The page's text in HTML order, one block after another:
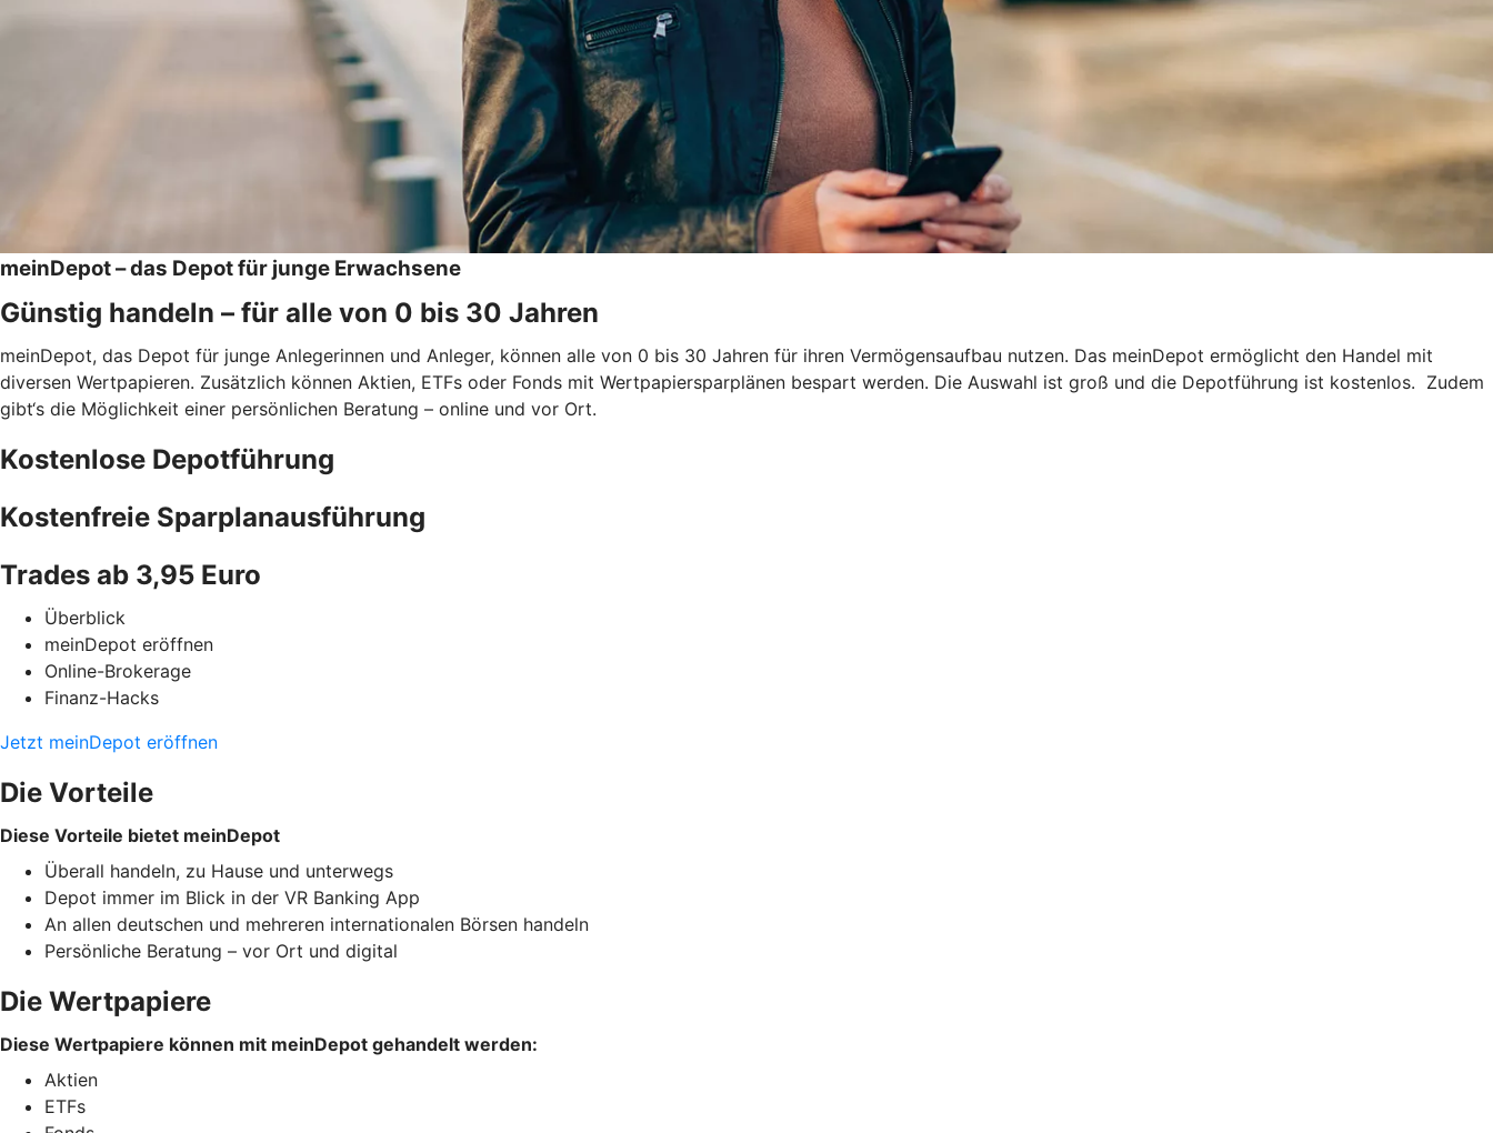
meinDepot – das Depot für junge Erwachsene
Günstig handeln – für alle von 0 bis 30 Jahren
meinDepot, das Depot für junge Anlegerinnen und Anleger, können alle von 0 bis 30 Jahren für ihren Vermögensaufbau nutzen. Das meinDepot ermöglicht den Handel mit
diversen Wertpapieren. Zusätzlich können Aktien, ETFs oder Fonds mit Wertpapiersparplänen bespart werden. Die Auswahl ist groß und die Depotführung ist kostenlos. Zudem
gibt‘s die Möglichkeit einer persönlichen Beratung – online und vor Ort.
Kostenlose Depotführung
Kostenfreie Sparplanausführung
Trades ab 3,95 Euro
Überblick
meinDepot eröffnen
Online-Brokerage
Finanz-Hacks
Jetzt meinDepot eröffnen
Die Vorteile
Diese Vorteile bietet meinDepot
Überall handeln, zu Hause und unterwegs
Depot immer im Blick in der VR Banking App
An allen deutschen und mehreren internationalen Börsen handeln
Persönliche Beratung – vor Ort und digital
Die Wertpapiere
Diese Wertpapiere können mit meinDepot gehandelt werden:
Aktien
ETFs